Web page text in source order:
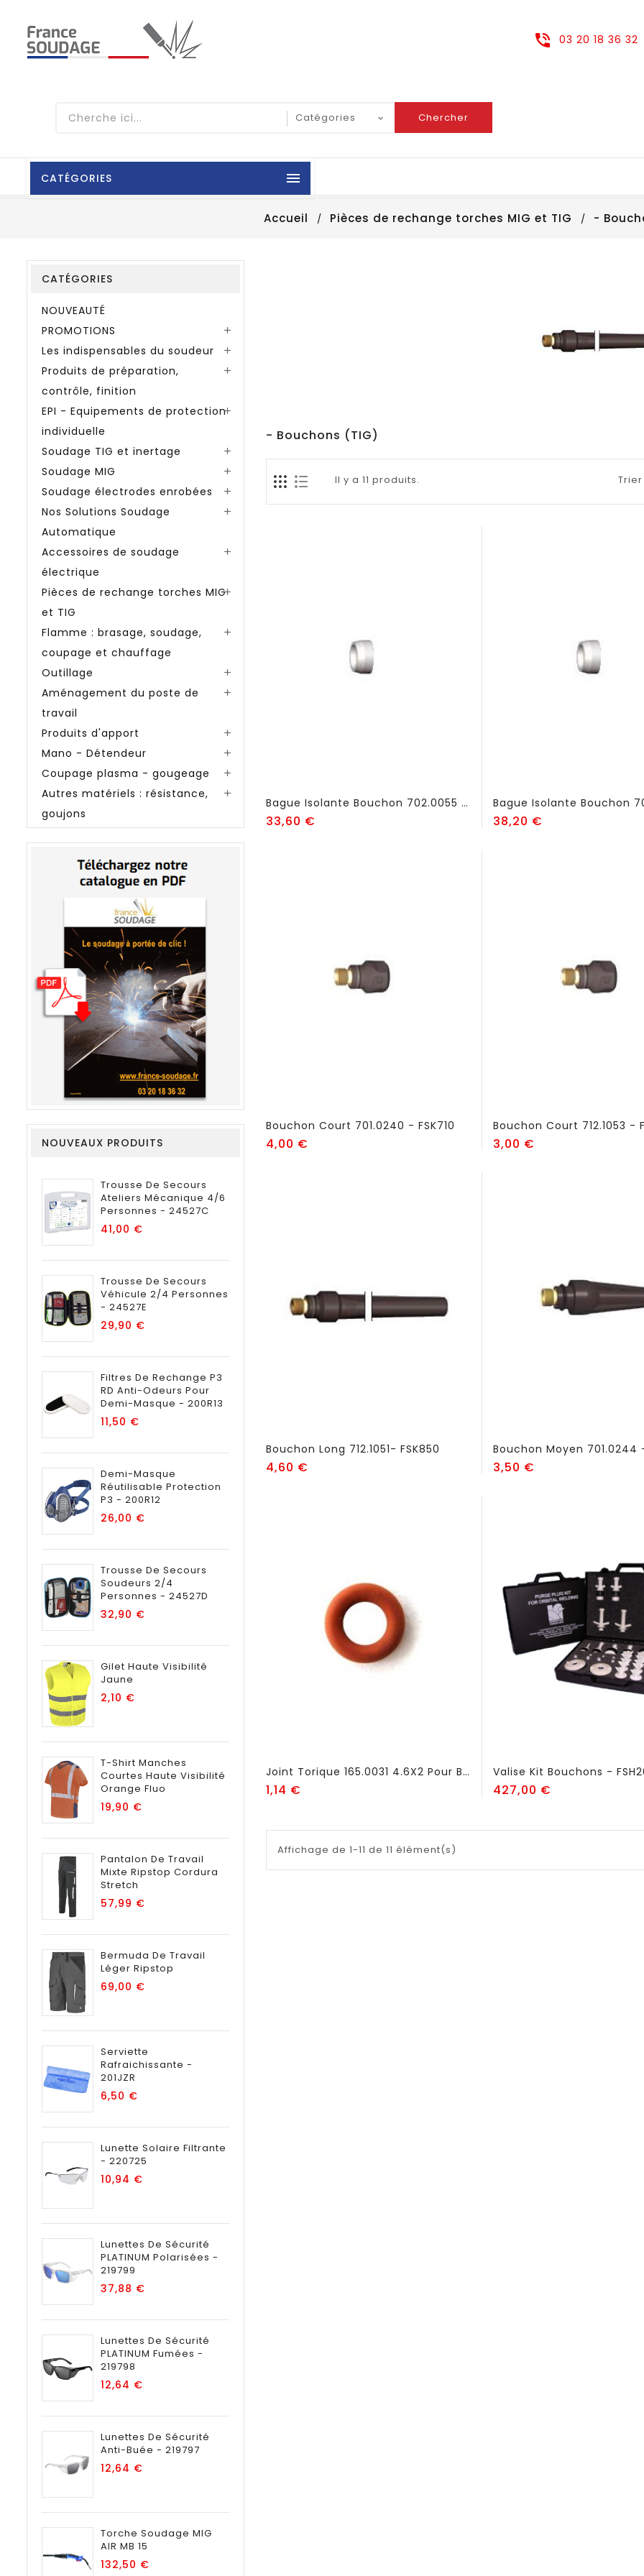
03 20 18 36 32
Chercher
CATÉGORIES 
Accueil Pièces de rechange torches MIG et TIG -
CATÉGORIES
NOUVEAUTÉ
PROMOTIONS

Les indispensables du soudeur 
Produits de préparation,
contrôle, finition

EPI - Equipements de protection
individuelle

Soudage TIG et inertage 
Soudage MIG 
Soudage électrodes enrobées 
Nos Solutions Soudage
Automatique

Accessoires de soudage
électrique

Pièces de rechange torches MIG
et TIG

Flamme : brasage, soudage,
coupage et chauffage

Outillage 
Aménagement du poste de
travail

Produits d'apport 
Mano - Détendeur 
Coupage plasma - gougeage 
Autres matériels : résistance,
goujons

NOUVEAUX PRODUITS
Trousse De Secours
Ateliers Mécanique 4/6
Personnes - 24527C
41,00 €
Trousse De Secours
Véhicule 2/4 Personnes
- 24527E
29,90 €
Filtres De Rechange P3
RD Anti-Odeurs Pour
Demi-Masque - 200R13
11,50 €
Demi-Masque
Réutilisable Protection
P3 - 200R12
26,00 €
Trousse De Secours
Soudeurs 2/4
Personnes - 24527D
32,90 €
Gilet Haute Visibilité
Jaune
2,10 €
T-Shirt Manches
Courtes Haute Visibilité
Orange Fluo
19,90 €
Pantalon De Travail
Mixte Ripstop Cordura
Stretch
57,99 €
Bermuda De Travail
Léger Ripstop
69,00 €
Serviette
Rafraichissante -
201JZR
6,50 €
Lunette Solaire Filtrante
- 220725
10,94 €
Lunettes De Sécurité
PLATINUM Polarisées -
219799
37,88 €
Lunettes De Sécurité
PLATINUM Fumées -
219798
12,64 €
Lunettes De Sécurité
Anti-Buée - 219797
12,64 €
Torche Soudage MIG
AIR MB 15
132,50 €
- Bouchons (TIG)
Il y a 11 produits.
Bague Isolante Bouchon 702.0055 - FSK820
33,60 € 38,20 €
Bouchon Court 701.0240 - FSK710
4,00 €
Bouchon Court 712.1053 -
3,00 €
Bouchon Long 712.1051- FSK850
4,60 €
Bouchon Moyen 701.0244
3,50 €
Joint Torique 165.0031 4.6X2 Pour Bouchon TIG - FSK601
1,14 €
Valise Kit Bouchons -
427,00 €
Affichage de 1-11 de 11 élément(s)